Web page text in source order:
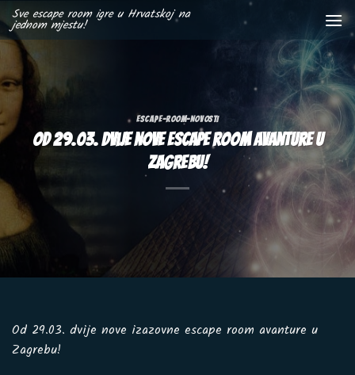
Skip
to
content
Sve escape room igre u Hrvatskoj na
jednom mjestu!
ESCAPE-ROOM-NOVOSTI
Od 29.03. dvije nove escape room avanture u
Zagrebu!
Od 29.03. dvije nove izazovne escape room avanture u
Zagrebu!